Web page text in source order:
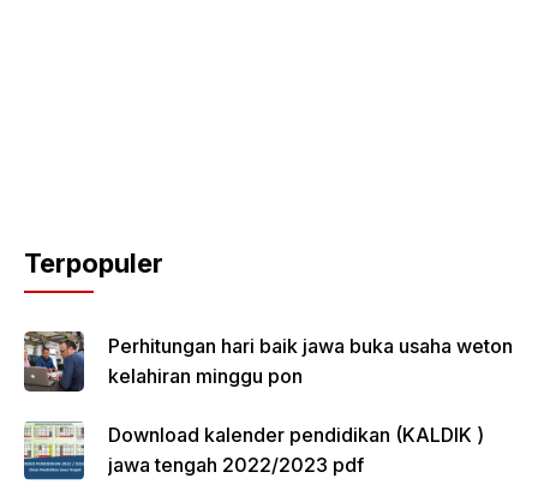
Terpopuler
Perhitungan hari baik jawa buka usaha weton
kelahiran minggu pon
Download kalender pendidikan (KALDIK )
jawa tengah 2022/2023 pdf